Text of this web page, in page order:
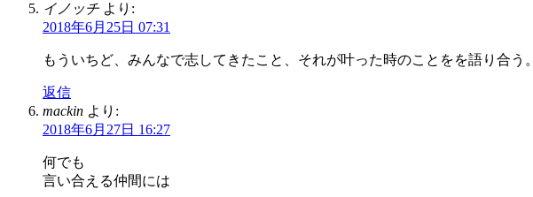
イノッチ より:
2018年6月25日 07:31
もういちど、みんなで志してきたこと、それが叶った時のことをを語り合う。
返信
mackin より:
2018年6月27日 16:27
何でも
言い合える仲間には